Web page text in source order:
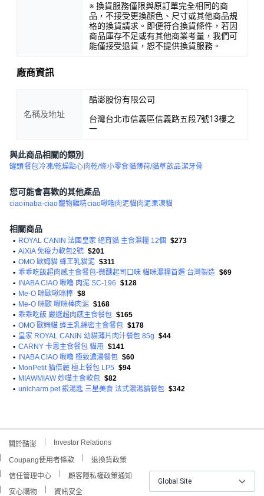
※ 換貨服務僅限與原訂單完全相同的商
品，不接受更換顏色、尺寸或其他商品規
格的換貨請求。即便符合換貨條件，若因
商品庫存不足或有其他商業考量，我們可
能僅接受退貨，恕不提供換貨服務。
廠商資訊
名稱及地址
酷澎股份有限公司
台灣台北市信義區信義路五段7號13樓之
一
與此商品相關的類別
罐頭餐包冷凍/乾燥點心肉乾/條小零食貓薄荷/貓草飲品潔牙骨
您可能會喜歡的其他產品
ciaoinaba-ciao寵物雞精ciao啾嚕肉泥貓肉泥果凍貓
相關商品
• ROYAL CANIN 法國皇家 絕育貓 主食濕糧 12個 $273
• AiXiA 免疫力軟包2號 $201
• OMO 歐姆貓 蜂王乳貓泥 $311
• 乖乖吃飯超肉感主食餐包-微醺起司口味 貓咪濕糧首選 台灣製造 $69
• INABA CIAO 啾嚕 肉泥 SC-196 $128
• Me-O 咪歐啾咪棒 $8
• Me-O 咪歐 啾咪棒肉泥 $168
• 乖乖吃飯 嚴選超肉感主食餐包 $165
• OMO 歐姆貓 蜂王乳綿密主食餐包 $178
• 皇家 ROYAL CANIN 幼貓薄片肉汁餐包 85g $44
• CARNY 卡恩主食餐包 貓用
$141
• INABA CIAO 啾嚕 極致濃湯餐包 $60
• MonPetit 貓倍麗 極上餐包 LP5 $94
• MIAWMIAW 妙喵主食軟包 $82
• unicharm pet 銀湯匙 三星美食 法式濃湯貓餐包 $342
關於酷澎 Investor Relations
Coupang使用者條款
退換貨政策
信任管理中心
顧客隱私權政策通知
安心購物
資訊安全
Global Site